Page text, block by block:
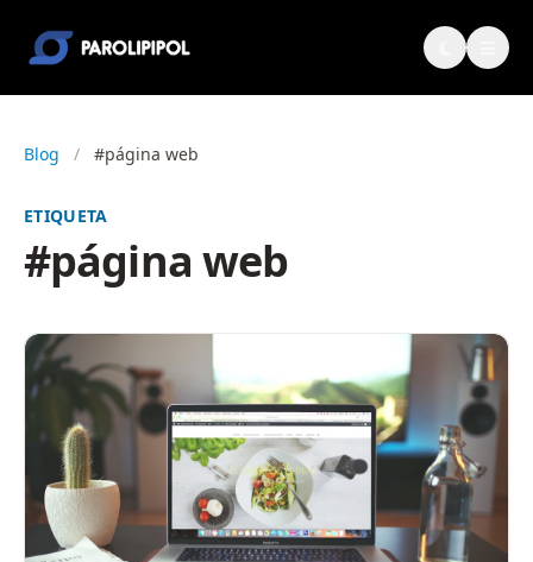
Blog / #página web
ETIQUETA
#página web